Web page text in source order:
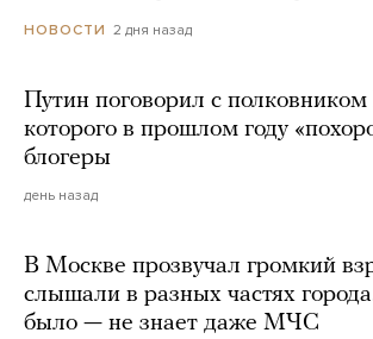
НОВОСТИ 2 дня назад
Путин поговорил с
которого в прошлом году
блогеры
день назад
В Москве прозвучал громкий
слышали в разных частях
было — не знает даже МЧС